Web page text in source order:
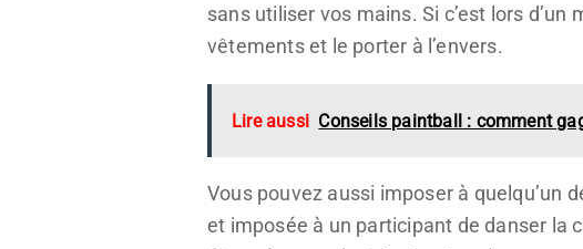
sans utiliser vos mains. Si c’est lors
vêtements et le porter à l’envers.
Lire aussi Conseils paintball : comment
Vous pouvez aussi imposer à quelqu’un
et imposée à un participant de danser la